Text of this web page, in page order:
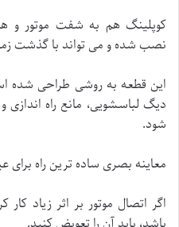
کوپلینگ هم به شفت موتور و
نصب شده و می تواند با گذشت
این قطعه به روشی طراحی شده
دیگ لباسشویی، مانع راه
شود.
معاینه بصری ساده ترین راه
اگر اتصال موتور بر اثر زیاد